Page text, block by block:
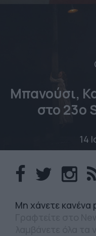
Μπανούσι,
στο 23o
14
Mη χάνετε κανένα